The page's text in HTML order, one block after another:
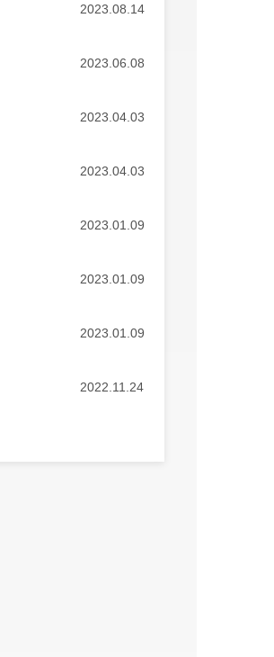
2023.08.14
2023.06.08
2023.04.03
2023.04.03
2023.01.09
2023.01.09
2023.01.09
2022.11.24